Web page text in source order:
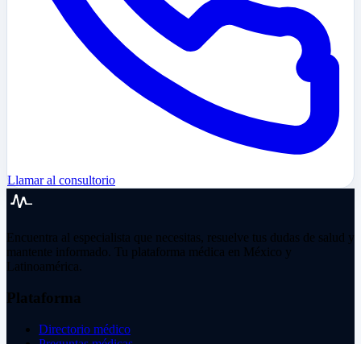
Llamar al consultorio
Encuentra al especialista que necesitas, resuelve tus dudas de salud y
mantente informado. Tu plataforma médica en México y
Latinoamérica.
Plataforma
Directorio médico